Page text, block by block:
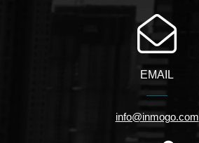
EMAIL
info@inmogo.com